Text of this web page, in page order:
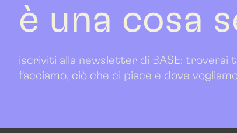
è una cosa
iscriviti alla newsletter di BASE: troverai
facciamo, ciò che ci piace e dove